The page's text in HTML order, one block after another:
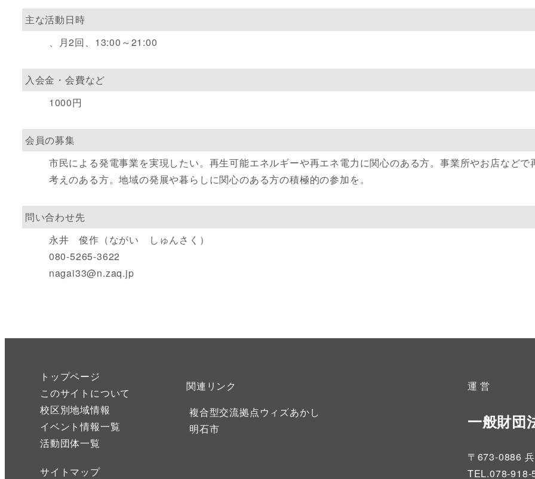
主な活動日時
、月2回、13:00～21:00
入会金・会費など
1000円
会員の募集
市民による発電事業を実現したい。再生可能エネルギーや再エネ電力に関心のある方。事業所やお店などで
考えのある方。地域の発展や暮らしに関心のある方の積極的の参加を。
問い合わせ先
永井 俊作（ながい しゅんさく）
080-5265-3622
nagai33@n.zaq.jp
トップページ
このサイトについて
校区別地域情報
イベント情報一覧
活動団体一覧
サイトマップ
関連リンク
複合型交流拠点ウィズあかし
明石市
運 営
一般財団
〒673-0886
TEL.078-